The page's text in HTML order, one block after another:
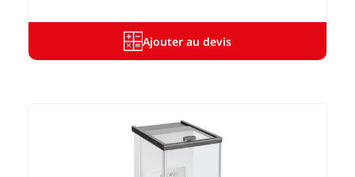
Ajouter au devis